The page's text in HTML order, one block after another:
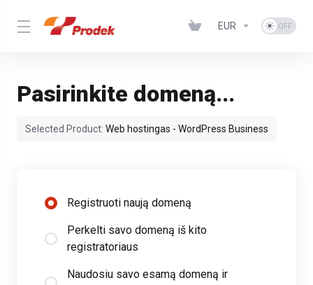
EUR
Pasirinkite domeną...
Selected Product: Web hostingas - WordPress Business
Registruoti naują domeną
Perkelti savo domeną iš kito
registratoriaus
Naudosiu savo esamą domeną ir